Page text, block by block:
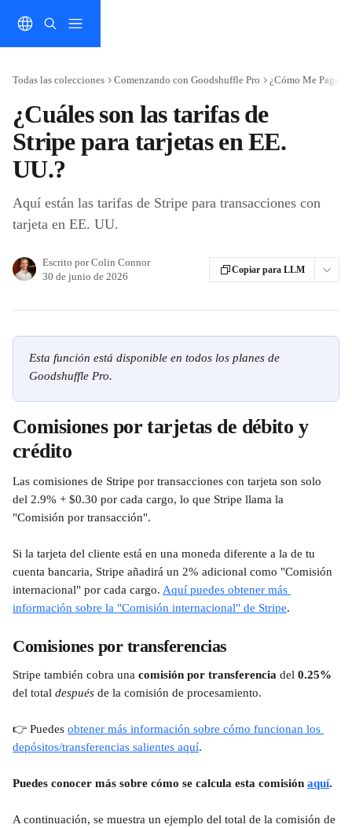
Todas las colecciones Comenzando con Goodshuffle Pro ¿Cómo Me Pagan?
¿Cuáles son las tarifas de
Stripe para tarjetas en EE.
UU.?
Aquí están las tarifas de Stripe para transacciones con
tarjeta en EE. UU.
Escrito porColin Connor
30 de junio de 2026
Copiar para LLM
Esta función está disponible en todos los planes de
Goodshuffle Pro.
Comisiones por tarjetas de débito y
crédito
Las comisiones de Stripe por transacciones con tarjeta son solo
del 2.9% + $0.30 por cada cargo, lo que Stripe llama la
"Comisión por transacción".
Si la tarjeta del cliente está en una moneda diferente a la de tu
cuenta bancaria, Stripe añadirá un 2% adicional como "Comisión
internacional" por cada cargo. Aquí puedes obtener más
información sobre la "Comisión internacional" de Stripe.
Comisiones por transferencias
Stripe también cobra una comisión por transferencia del 0.25%
del total después de la comisión de procesamiento.
👉 Puedes obtener más información sobre cómo funcionan los
depósitos/transferencias salientes aquí.
Puedes conocer más sobre cómo se calcula esta comisión aquí.
A continuación, se muestra un ejemplo del total de la comisión de